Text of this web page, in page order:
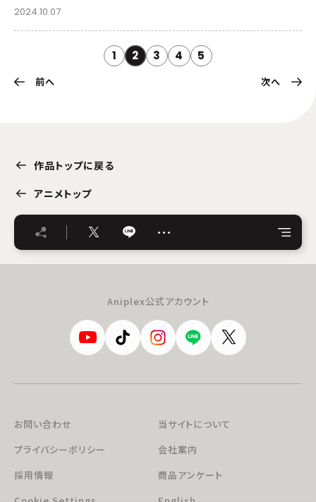
2024.10.07
1 2 3 4 5
前へ 次へ
作品トップに戻る
アニメトップ
…
Aniplex公式アカウント
お問い合わせ
当サイトについて
プライバシーポリシー
会社案内
採用情報
商品アンケート